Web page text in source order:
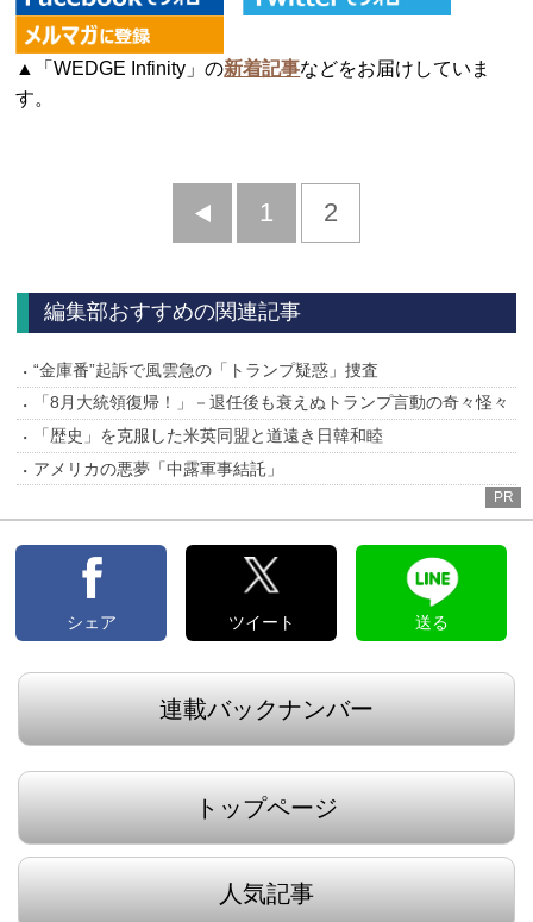
▲「WEDGE Infinity」の新着記事などをお届けしていま
す。
前
1 2
編集部おすすめの関連記事
“金庫番”起訴で風雲急の「トランプ疑惑」捜査
「8月大統領復帰！」－退任後も衰えぬトランプ言動の奇々怪々
「歴史」を克服した米英同盟と道遠き日韓和睦
アメリカの悪夢「中露軍事結託」
PR
シェア ツイート 送る
連載バックナンバー
トップページ
人気記事